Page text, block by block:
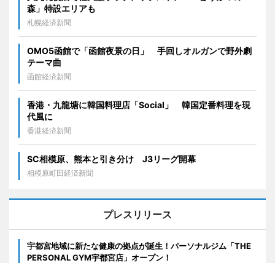
森」特設エリアも
札幌経済新聞
OMO5函館で「函館夜景の日」 手回しオルガンで野外劇
テーマ曲
函館経済新聞
香港・九龍塘に韓国料理店「Social」 韓国定番料理を現
代風に
香港経済新聞
SC相模原、熊本と引き分け J3リーグ開幕
相模原町田経済新聞
プレスリリース
宇都宮地域に新たな健康の拠点が誕生！パーソナルジム「THE
PERSONAL GYM宇都宮店」オープン！